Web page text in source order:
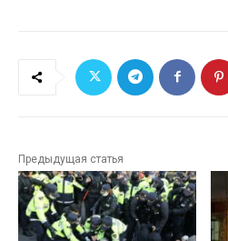
Предыдущая статья